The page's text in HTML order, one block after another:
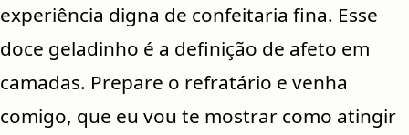
experiência digna de confeitaria fina. Esse
doce geladinho é a definição de afeto em
camadas. Prepare o refratário e venha
comigo, que eu vou te mostrar como atingir